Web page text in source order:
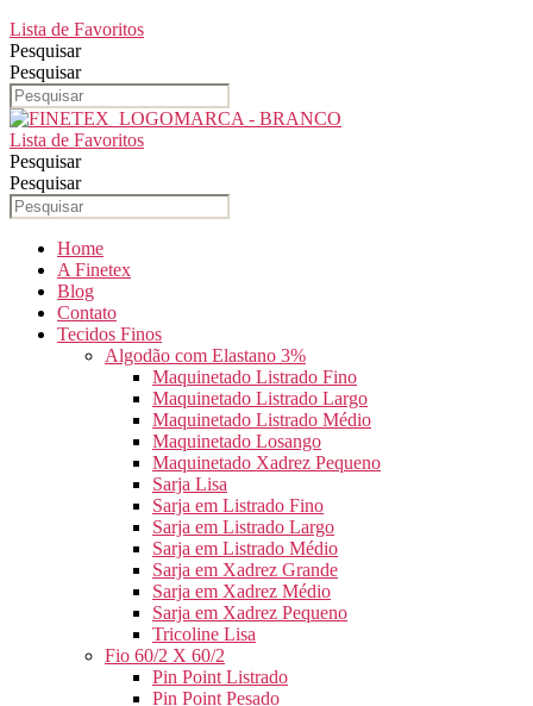
Lista de Favoritos
Pesquisar
Pesquisar
Lista de Favoritos
Pesquisar
Pesquisar
Home
A Finetex
Blog
Contato
Tecidos Finos
Algodão com Elastano 3%
Maquinetado Listrado Fino
Maquinetado Listrado Largo
Maquinetado Listrado Médio
Maquinetado Losango
Maquinetado Xadrez Pequeno
Sarja Lisa
Sarja em Listrado Fino
Sarja em Listrado Largo
Sarja em Listrado Médio
Sarja em Xadrez Grande
Sarja em Xadrez Médio
Sarja em Xadrez Pequeno
Tricoline Lisa
Fio 60/2 X 60/2
Pin Point Listrado
Pin Point Pesado